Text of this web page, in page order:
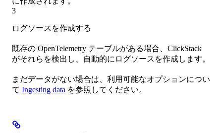
3
ログソースを作成する
既存の OpenTelemetry テーブルがある場合、ClickStack
がそれらを検出し、自動的にログソースを作成します。
まだデータがない場合は、利用可能なオプションについ
て Ingesting data を参照してください。